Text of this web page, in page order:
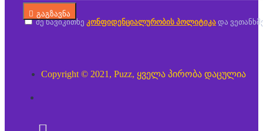
გაგზავნა
მე წავიკითხე კონფიდენციალურობის პოლიტიკა და
Copyright © 2021, Puzz, ყველა პირობა დაცულია